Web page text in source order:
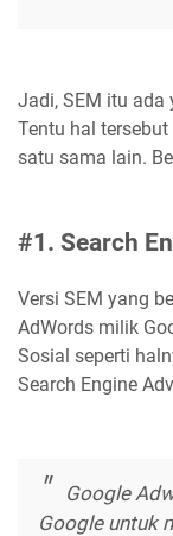
Jadi, SEM itu ada
Tentu hal
satu sama lain.
#1. Search
Versi SEM yang
AdWords milik
Sosial seperti
Search Engine
Google
Google untuk